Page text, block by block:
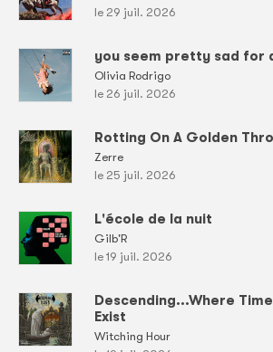
le 29 juil. 2026
you seem pretty sad for
Olivia Rodrigo
le 26 juil. 2026
Rotting On A Golden
Zerre
le 25 juil. 2026
L'école de la nuit
Gilb'R
le 19 juil. 2026
Descending...Where
Exist
Witching Hour